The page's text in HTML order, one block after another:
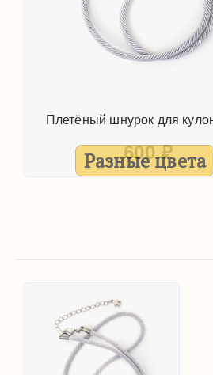
Разные цвета
600 ₽